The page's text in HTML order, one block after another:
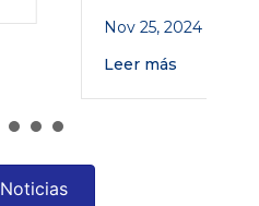
Nov 25, 2024
Leer más